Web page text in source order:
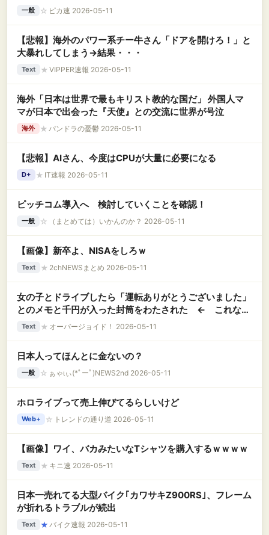
一般 ☆ ピカ速 2026-05-11
【悲報】海外のパワー系チー牛さん「ドアを開けろ！」と
大暴れしてしまう→結果・・・
Text ★ VIPPER速報 2026-05-11
海外「日本は世界で最もキリスト教的な国だ」 外国人マ
マが日本で出会った『天使』との交流に世界が号泣
海外 ★ パンドラの憂鬱 2026-05-11
【悲報】AIさん、今度はCPUが大量に必要になる
D+ ★ IT速報 2026-05-11
ピッチコム導入へ 検討していくことを確認！
一般 ☆ （まとめては）いかんのか？ 2026-05-11
【画像】新卒よ、NISAをしろｗ
Text ★ 2chNEWSまとめ 2026-05-11
女の子とドライブしたら「運転ありがとうございました」
とのメモと千円が入った封筒をわたされた ← これなん
かイヤじゃない…….？
Text ★ オーバージョイド！ 2026-05-11
日本人ってほんとに金ないの？
一般 ☆ ぁゃιぃ(*ﾟーﾟ)NEWS2nd 2026-05-11
ホロライブって売上伸びてるらしいけど
Web+ ☆ トレンドの通り道 2026-05-11
【画像】ワイ、バカみたいなTシャツを購入するｗｗｗｗ
Text ★ キニ速 2026-05-11
日本一売れてる大型バイク｢カワサキZ900RS｣、フレーム
が折れるトラブルが続出
Text ★ バイク速報 2026-05-11